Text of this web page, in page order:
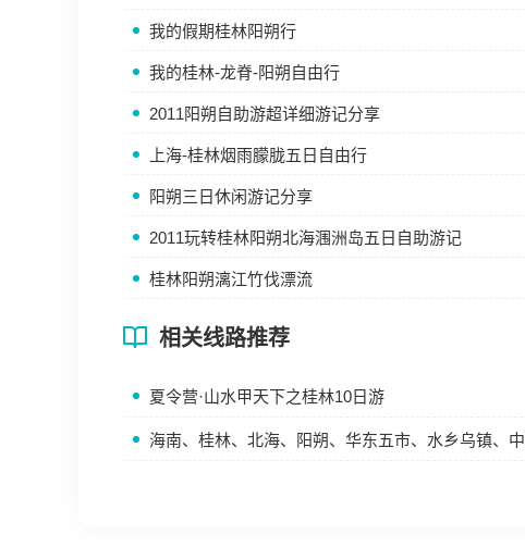
我的假期桂林阳朔行
我的桂林-龙脊-阳朔自由行
2011阳朔自助游超详细游记分享
上海-桂林烟雨朦胧五日自由行
阳朔三日休闲游记分享
2011玩转桂林阳朔北海涠洲岛五日自助游记
桂林阳朔漓江竹伐漂流
相关线路推荐
夏令营·山水甲天下之桂林10日游
海南、桂林、北海、阳朔、华东五市、水乡乌镇、